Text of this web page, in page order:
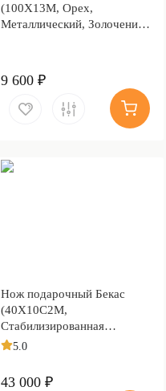
(100Х13М, Орех,
Металлический, Золочение
9 600 ₽
Нож подарочный Бекас
(40Х10С2М,
Стабилизированная
карельская береза, Литьё,
тыльника)
5.0
43 000 ₽